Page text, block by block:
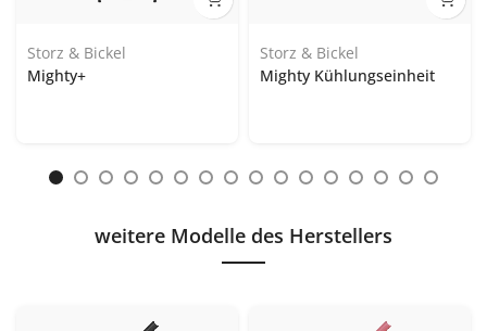
Storz & Bickel
Mighty+
Storz & Bickel
Mighty Kühlungseinheit
weitere Modelle des Herstellers